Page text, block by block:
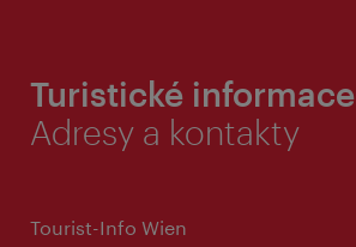
Turistické informace
Adresy a kontakty
Tourist-Info Wien